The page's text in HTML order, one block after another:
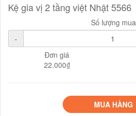
Kệ gia vị 2 tầng việt Nhật 5566
Số lượng mua
-
Đơn giá
22.000₫
MUA HÀNG